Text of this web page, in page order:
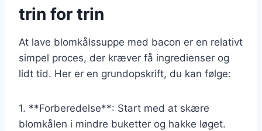
trin for trin
At lave blomkålssuppe med bacon er en relativt
simpel proces, der kræver få ingredienser og
lidt tid. Her er en grundopskrift, du kan følge:
1. **Forberedelse**: Start med at skære
blomkålen i mindre buketter og hakke løget.